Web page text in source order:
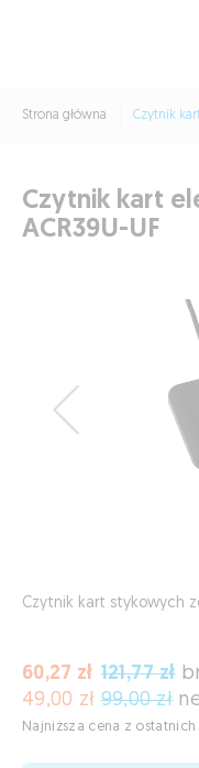
Strona główna Czytnik
Czytnik kart stykowych
60,27 zł
49,00 zł
121,77 zł
99,00 zł
Najniższa cena z
Czytnik kart
ACR39U-UF